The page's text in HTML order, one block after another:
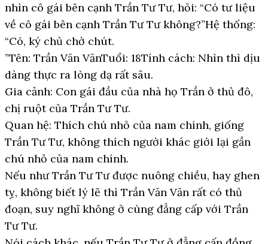
nhìn cô gái bên cạnh Trần Tư Tư, hỏi: “Có tư liệu
về cô gái bên cạnh Trần Tư Tư không?”Hệ thống:
“Có, ký chủ chờ chút.
”Tên: Trần Văn VănTuổi: 18Tính cách: Nhìn thì dịu
dàng thực ra lòng dạ rất sâu.
Gia cảnh: Con gái đầu của nhà họ Trần ở thủ đô,
chị ruột của Trần Tư Tư.
Quan hệ: Thích chú nhỏ của nam chính, giống
Trần Tư Tư, không thích người khác giới lại gần
chú nhỏ của nam chính.
Nếu như Trần Tư Tư được nuông chiều, hay ghen
tỵ, không biết lý lẽ thì Trần Văn Văn rất có thủ
đoạn, suy nghĩ không ở cùng đẳng cấp với Trần
Tư Tư.